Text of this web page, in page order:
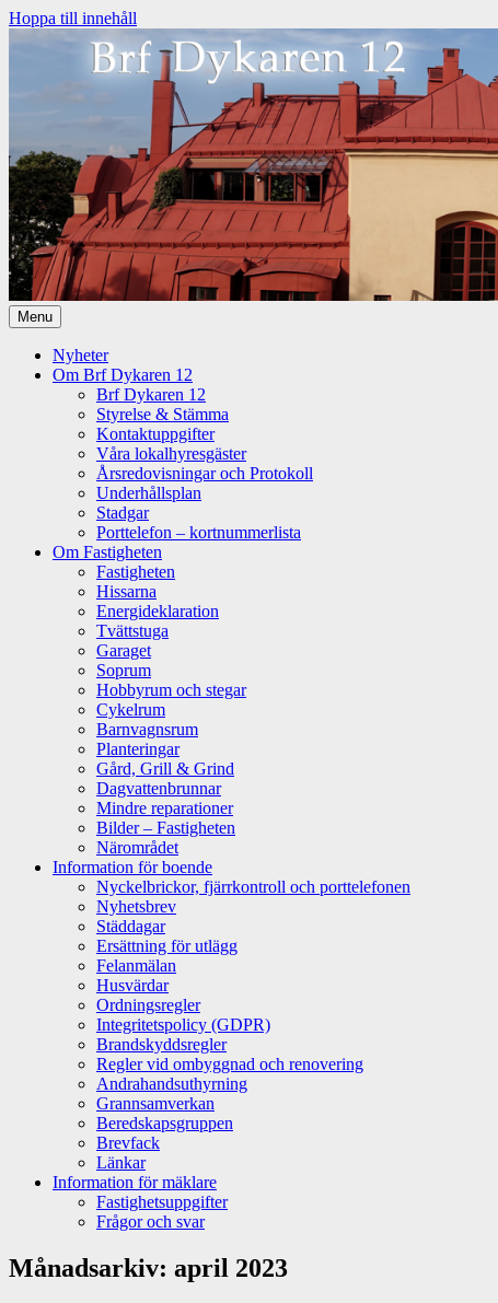
Hoppa till innehåll
Menu
Nyheter
Om Brf Dykaren 12
Brf Dykaren 12
Styrelse & Stämma
Kontaktuppgifter
Våra lokalhyresgäster
Årsredovisningar och Protokoll
Underhållsplan
Stadgar
Porttelefon – kortnummerlista
Om Fastigheten
Fastigheten
Hissarna
Energideklaration
Tvättstuga
Garaget
Soprum
Hobbyrum och stegar
Cykelrum
Barnvagnsrum
Planteringar
Gård, Grill & Grind
Dagvattenbrunnar
Mindre reparationer
Bilder – Fastigheten
Närområdet
Information för boende
Nyckelbrickor, fjärrkontroll och porttelefonen
Nyhetsbrev
Städdagar
Ersättning för utlägg
Felanmälan
Husvärdar
Ordningsregler
Integritetspolicy (GDPR)
Brandskyddsregler
Regler vid ombyggnad och renovering
Andrahandsuthyrning
Grannsamverkan
Beredskapsgruppen
Brevfack
Länkar
Information för mäklare
Fastighetsuppgifter
Frågor och svar
Månadsarkiv: april 2023